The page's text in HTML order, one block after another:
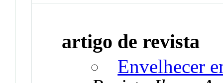
artigo de revista
Envelhecer